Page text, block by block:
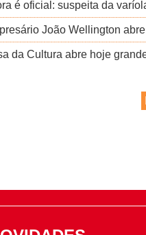
é oficial: suspeita da
João Wellington
da Cultura abre hoje